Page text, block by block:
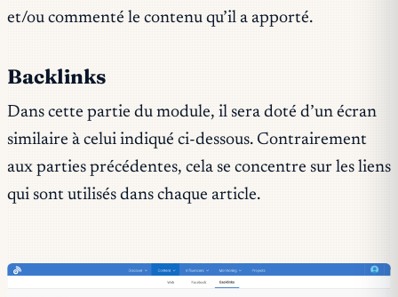
et/ou commenté le contenu qu’il a apporté.
Backlinks
Dans cette partie du module, il sera doté d’un écran
similaire à celui indiqué ci-dessous. Contrairement
aux parties précédentes, cela se concentre sur les liens
qui sont utilisés dans chaque article.